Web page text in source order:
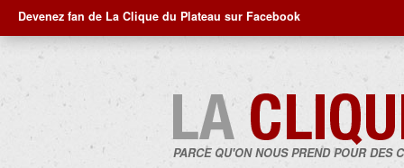
Devenez fan de La Clique du Plateau sur Facebook
PARCE QU'ON NOUS PREND POUR DES